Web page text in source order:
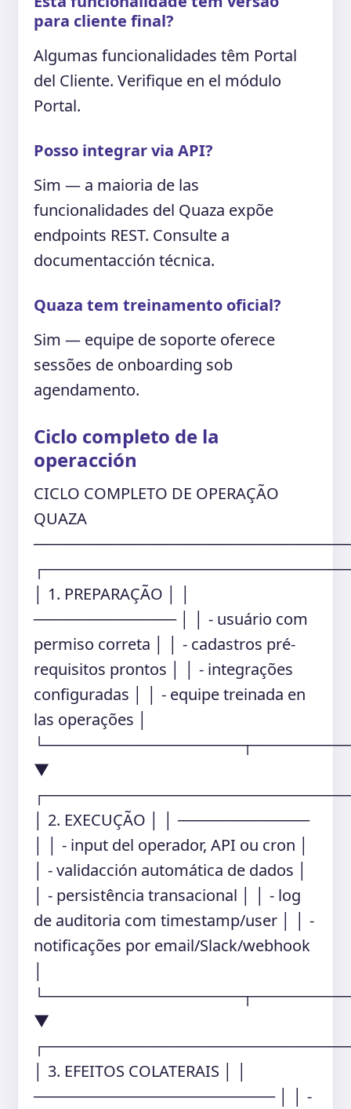
para cliente final?
Algumas funcionalidades têm Portal
del Cliente. Verifique en el módulo
Portal.
Posso integrar via API?
Sim — a maioria de las
funcionalidades del Quaza expõe
endpoints REST. Consulte a
documentacción técnica.
Quaza tem treinamento oficial?
Sim — equipe de soporte oferece
sessões de onboarding sob
agendamento.
Ciclo completo de la
operacción
CICLO COMPLETO DE OPERAÇÃO
QUAZA
│ 1. PREPARAÇÃO │ │
───────────── │ │ - usuário com
permiso correta │ │ - cadastros pré-
requisitos prontos │ │ - integrações
configuradas │ │ - equipe treinada en
las operações │
▼
│ 2. EXECUÇÃO │ │ ────────────
│ │ - input del operador, API ou cron │
│ - validacción automática de dados │
│ - persistência transacional │ │ - log
de auditoria com timestamp/user │ │ -
notificações por email/Slack/webhook
▼
│ 3. EFEITOS COLATERAIS │ │
────────────────────── │ │ -